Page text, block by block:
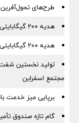
طرح‌های
هدیه ۲۰۰ گیگابایتی دولت برای خبرنگاران ایرانسلی
هدیه ۲۰۰ گیگابایتی همراه اول برای خبرنگاران فعال شد
مجتمع اسفراین
برپایی میز خدمت
گام تازه صندوق